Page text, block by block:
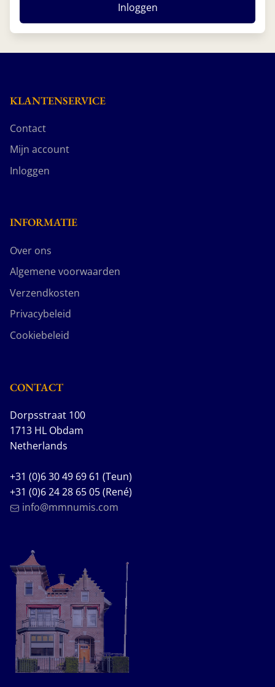
Inloggen
KLANTENSERVICE
Contact
Mijn account
Inloggen
INFORMATIE
Over ons
Algemene voorwaarden
Verzendkosten
Privacybeleid
Cookiebeleid
CONTACT
Dorpsstraat 100
1713 HL Obdam
Netherlands
+31 (0)6 30 49 69 61 (Teun)
+31 (0)6 24 28 65 05 (René)
info@mmnumis.com